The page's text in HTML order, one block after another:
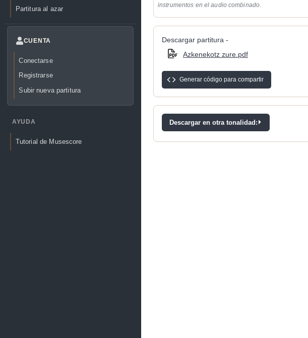
Partitura al azar
CUENTA
Conectarse
Registrarse
Subir nueva partitura
AYUDA
Tutorial de Musescore
instrumentos en el audio combinado.
Descargar partitura -
Azkenekotz zure.pdf
Generar código para compartir
Descargar en otra tonalidad: